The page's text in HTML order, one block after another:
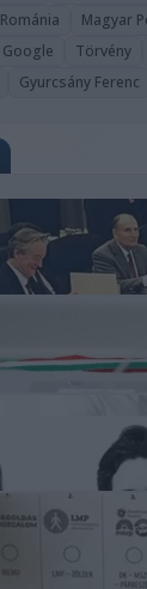
Románia
Magyar
Google Törvény
Gyurcsány Ferenc